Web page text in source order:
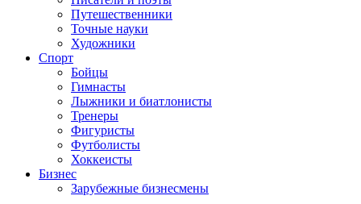
Путешественники
Точные науки
Художники
Спорт
Бойцы
Гимнасты
Лыжники и биатлонисты
Тренеры
Фигуристы
Футболисты
Хоккеисты
Бизнес
Зарубежные бизнесмены